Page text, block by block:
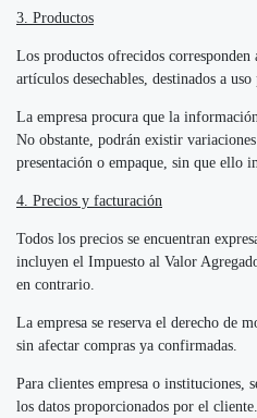
3. Productos
Los productos ofrecidos
artículos desechables, destinados a
La empresa procura que la
No obstante, podrán existir variaciones
presentación o empaque, sin que ello
4. Precios y facturación
Todos los precios se encuentran
incluyen el Impuesto al Valor
en contrario.
La empresa se reserva el derecho de
sin afectar compras ya confirmadas.
Para clientes empresa o instituciones,
los datos proporcionados por el cliente.